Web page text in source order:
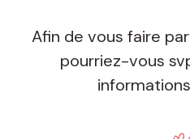
Afin de vous faire
pourriez-vous